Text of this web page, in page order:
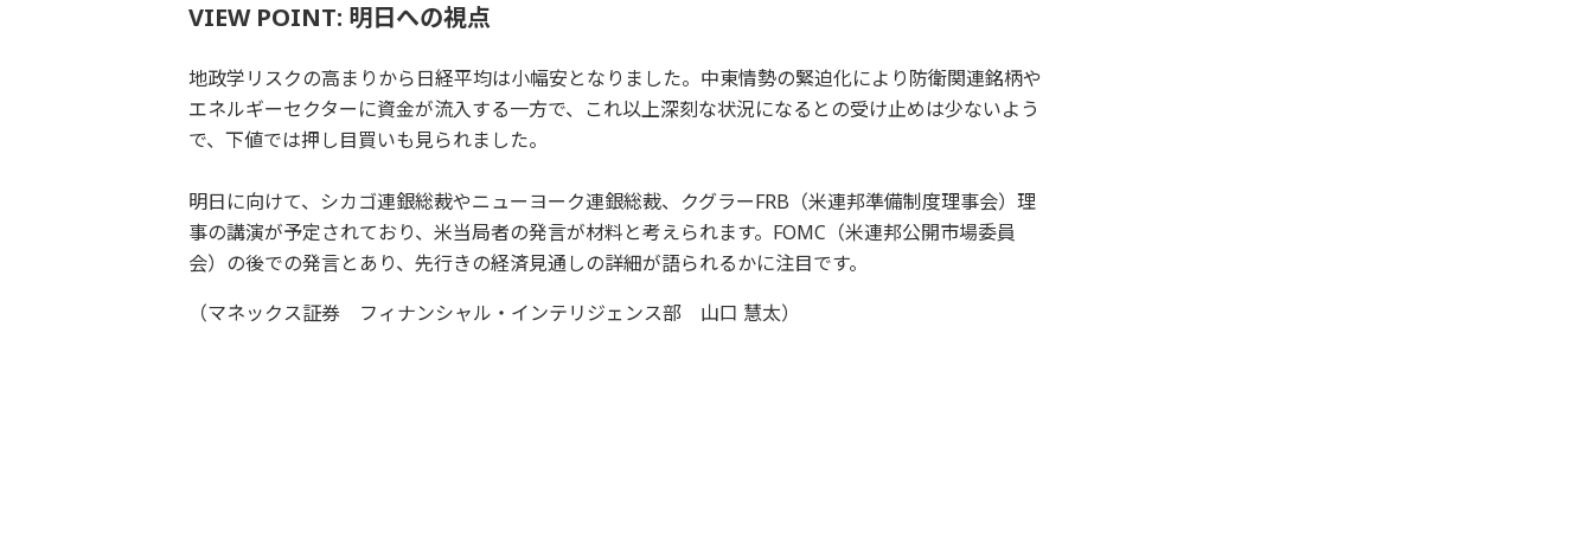
VIEW POINT: 明日への視点
地政学リスクの高まりから日経平均は小幅安となりました。中東情勢の緊迫化により防衛関連銘柄や
エネルギーセクターに資金が流入する一方で、これ以上深刻な状況になるとの受け止めは少ないよう
で、下値では押し目買いも見られました。
明日に向けて、シカゴ連銀総裁やニューヨーク連銀総裁、クグラーFRB（米連邦準備制度理事会）理
事の講演が予定されており、米当局者の発言が材料と考えられます。FOMC（米連邦公開市場委員
会）の後での発言とあり、先行きの経済見通しの詳細が語られるかに注目です。
（マネックス証券 フィナンシャル・インテリジェンス部 山口 慧太）